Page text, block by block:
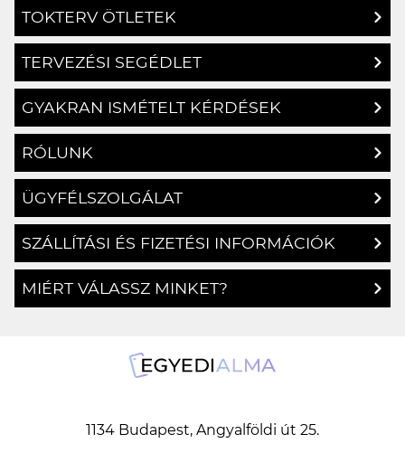
TOKTERV ÖTLETEK
TERVEZÉSI SEGÉDLET
GYAKRAN ISMÉTELT KÉRDÉSEK
RÓLUNK
ÜGYFÉLSZOLGÁLAT
SZÁLLÍTÁSI ÉS FIZETÉSI INFORMÁCIÓK
MIÉRT VÁLASSZ MINKET?
1134 Budapest, Angyalföldi út 25.